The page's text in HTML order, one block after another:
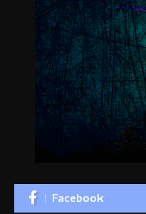
Facebook